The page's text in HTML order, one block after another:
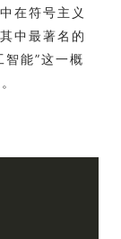
在符号主义
中最著名的
能”这一概